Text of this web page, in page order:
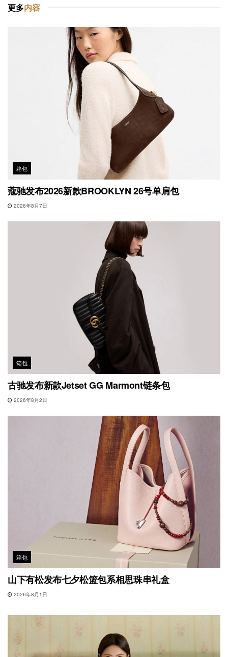
更多内容
箱包
蔻驰发布2026新款BROOKLYN 26号单肩包
2026年8月7日
箱包
古驰发布新款Jetset GG Marmont链条包
2026年8月2日
箱包
山下有松发布七夕松篮包系相思珠串礼盒
2026年8月1日